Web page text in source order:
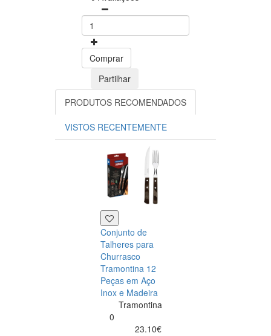
Comprar
Partilhar
PRODUTOS RECOMENDADOS
VISTOS RECENTEMENTE
Conjunto de
Talheres para
Churrasco
Tramontina 12
Peças em Aço
Inox e Madeira
Tramontina
0
23.10€